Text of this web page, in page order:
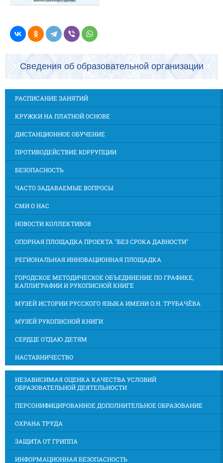
Сведения об образовательной организации
РАСПИСАНИЕ ЗАНЯТИЙ
КРУЖКИ НА ПЛАТНОЙ ОСНОВЕ
ДИСТАНЦИОННОЕ ОБУЧЕНИЕ
ПРОТИВОДЕЙСТВИЕ КОРРУПЦИИ
БЕЗОПАСНОСТЬ
ЧАСТО ЗАДАВАЕМЫЕ ВОПРОСЫ
СМИ О НАС
НОВОСТИ КОЛЛЕКТИВОВ
ОПОРНАЯ ПЛОЩАДКА ПРОЕКТА "БЕЗ СРОКА ДАВНОСТИ"
РЕГИОНАЛЬНАЯ ИННОВАЦИОННАЯ ПЛОЩАДКА
ГОРОДСКОЕ МЕТОДИЧЕСКОЕ ОБЪЕДИНЕНИЕ ПО ГРАФИКЕ,
КАЛЛИГРАФИИ И РУКОПИСНОЙ КНИГЕ
МУЗЕЙ ИСТОРИИ РУССКОГО ЯЗЫКА ИМЕНИ О.Н. ТРУБАЧЁВА
МУЗЕЙ РУКОПИСНОЙ КНИГИ
СЕРДЦЕ ОТДАЮ ДЕТЯМ
НАСТАВНИЧЕСТВО
НЕЗАВИСИМАЯ ОЦЕНКА КАЧЕСТВА УСЛОВИЙ
ОБРАЗОВАТЕЛЬНОЙ ДЕЯТЕЛЬНОСТИ
ПЕРСОНИФИЦИРОВАННОЕ ДОПОЛНИТЕЛЬНОЕ ОБРАЗОВАНИЕ
ОХРАНА ТРУДА
ЗАЩИТА ОТ ГРИППА
ИНФОРМАЦИОННАЯ БЕЗОПАСНОСТЬ